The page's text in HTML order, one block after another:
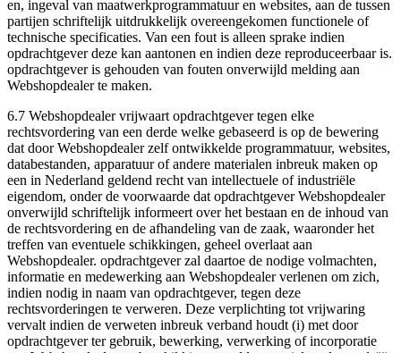
en, ingeval van maatwerkprogrammatuur en websites, aan de tussen
partijen schriftelijk uitdrukkelijk overeengekomen functionele of
technische specificaties. Van een fout is alleen sprake indien
opdrachtgever deze kan aantonen en indien deze reproduceerbaar is.
opdrachtgever is gehouden van fouten onverwijld melding aan
Webshopdealer te maken.
6.7 Webshopdealer vrijwaart opdrachtgever tegen elke
rechtsvordering van een derde welke gebaseerd is op de bewering
dat door Webshopdealer zelf ontwikkelde programmatuur, websites,
databestanden, apparatuur of andere materialen inbreuk maken op
een in Nederland geldend recht van intellectuele of industriële
eigendom, onder de voorwaarde dat opdrachtgever Webshopdealer
onverwijld schriftelijk informeert over het bestaan en de inhoud van
de rechtsvordering en de afhandeling van de zaak, waaronder het
treffen van eventuele schikkingen, geheel overlaat aan
Webshopdealer. opdrachtgever zal daartoe de nodige volmachten,
informatie en medewerking aan Webshopdealer verlenen om zich,
indien nodig in naam van opdrachtgever, tegen deze
rechtsvorderingen te verweren. Deze verplichting tot vrijwaring
vervalt indien de verweten inbreuk verband houdt (i) met door
opdrachtgever ter gebruik, bewerking, verwerking of incorporatie